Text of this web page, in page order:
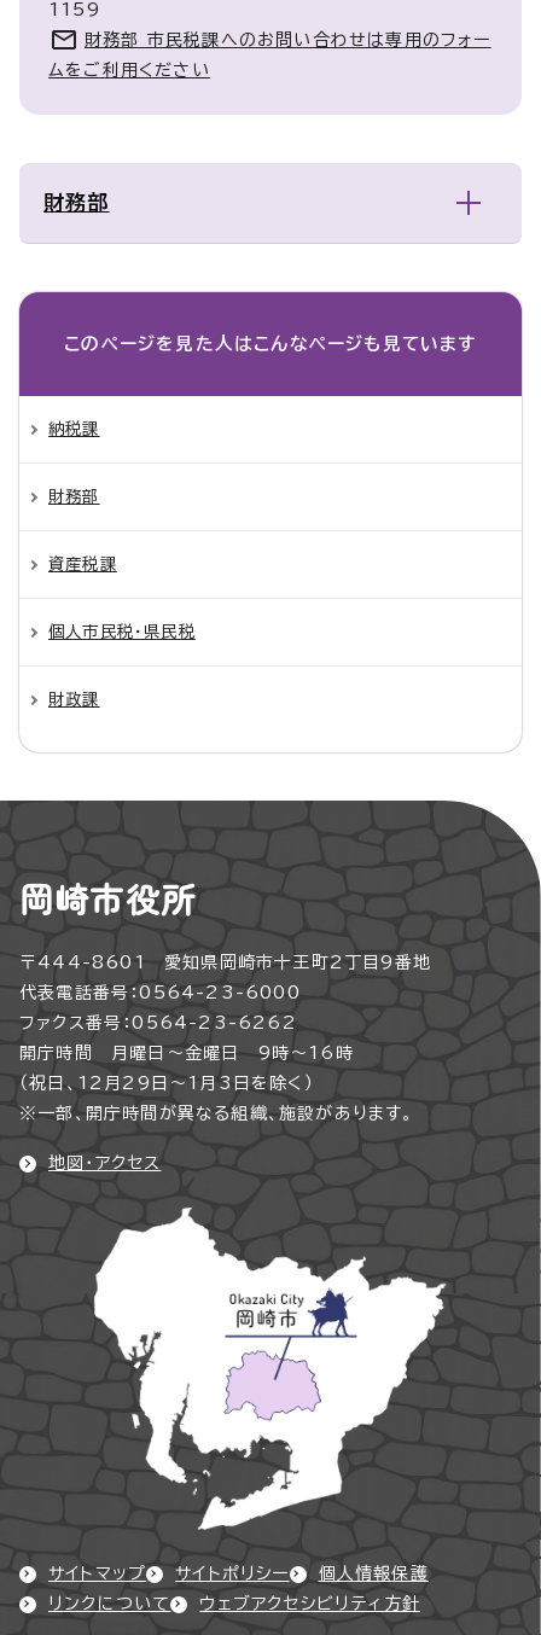
1159
財務部 市民税課へのお問い合わせは専用のフォー
ムをご利用ください
財務部
このページを見た人は こんなページも見ています
納税課
財務部
資産税課
個人市民税・県民税
財政課
岡崎市役所
〒444-8601 愛知県岡崎市十王町2丁目9番地
代表電話番号：0564-23-6000
ファクス番号：0564-23-6262
開庁時間 月曜日～金曜日 9時～16時
（祝日、12月29日～1月3日を除く）
※一部、開庁時間が異なる組織、施設があります。
地図・アクセス
サイトマップ サイトポリシー
個人情報保護
リンクについて
ウェブアクセシビリティ方針